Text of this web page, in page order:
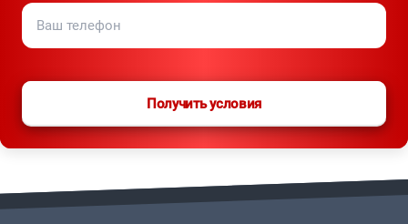
Получить условия